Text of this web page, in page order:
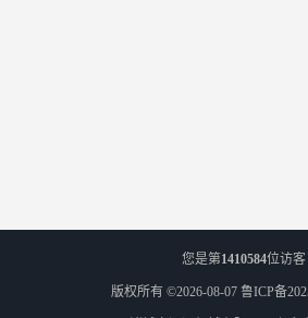
您是第1410584位访客
版权所有 ©2026-08-07 鲁ICP备